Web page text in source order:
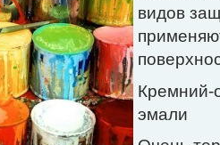
видов
Кремний-
эмали